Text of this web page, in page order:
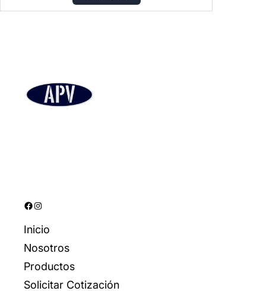
Facebook Instagram
Inicio
Nosotros
Productos
Solicitar Cotización